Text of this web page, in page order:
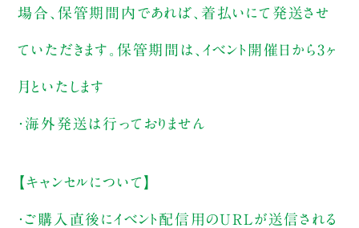
場合、保管期間内であれば、着払いにて発送させ
ていただきます。保管期間は、イベント開催日から3ヶ
月といたします
・海外発送は行っておりません
【キャンセルについて】
・ご購入直後にイベント配信用のURLが送信される